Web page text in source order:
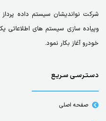
وپیاده سازی سیستم های اطلاعاتی
خودرو آغاز بکار نمود.
دسـتـرسـی سـریـع
صفحه اصلی